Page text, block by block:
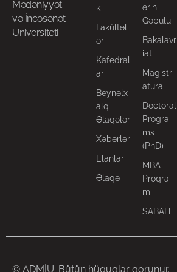
Mədəniyyət
və İncəsənət
Universiteti
k
Fakültəl
ər
Kafedral
ar
Beynəlx
alq
Əlaqələr
Xəbərlər
Elanlar
Əlaqə
ərin
Qəbulu
Bakalavr
iat
Magistr
atura
Doctoral
Progra
ms
(PhD)
MBA
Proqra
mı
SABAH
© ADMİU. Bütün hüquqlar qorunur.